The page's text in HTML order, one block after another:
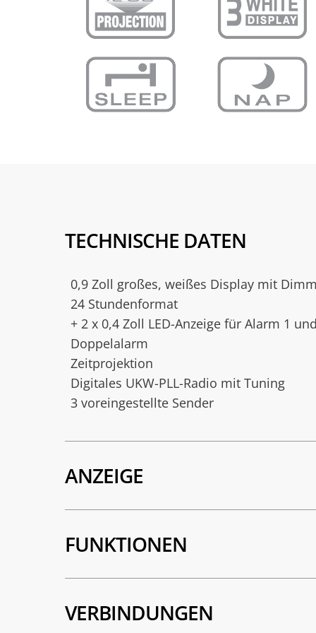
TECHNISCHE DATEN
0,9 Zoll großes, weißes Display mit
24 Stundenformat
+ 2 x 0,4 Zoll LED-Anzeige für Alarm 1
Doppelalarm
Zeitprojektion
Digitales UKW-PLL-Radio mit Tuning
3 voreingestellte Sender
ANZEIGE
FUNKTIONEN
VERBINDUNGEN